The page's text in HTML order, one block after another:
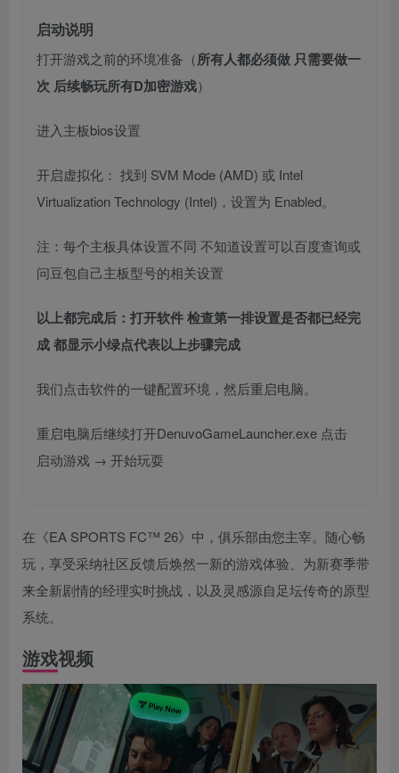
启动说明
打开游戏之前的环境准备（所有人都必须做 只需要做一
次 后续畅玩所有D加密游戏）
进入主板bios设置
开启虚拟化： 找到 SVM Mode (AMD) 或 Intel
Virtualization Technology (Intel)，设置为 Enabled。
注：每个主板具体设置不同 不知道设置可以百度查询或
问豆包自己主板型号的相关设置
以上都完成后：打开软件 检查第一排设置是否都已经完
成 都显示小绿点代表以上步骤完成
我们点击软件的一键配置环境，然后重启电脑。
重启电脑后继续打开DenuvoGameLauncher.exe 点击
启动游戏 → 开始玩耍
在《EA SPORTS FC™ 26》中，俱乐部由您主宰。随心畅
玩，享受采纳社区反馈后焕然一新的游戏体验、为新赛季带
来全新剧情的经理实时挑战，以及灵感源自足坛传奇的原型
系统。
游戏视频